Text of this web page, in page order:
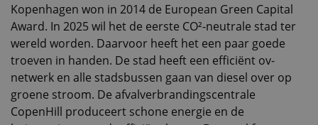
Kopenhagen won in 2014 de European Green Capital
Award. In 2025 wil het de eerste CO²-neutrale stad ter
wereld worden. Daarvoor heeft het een paar goede
troeven in handen. De stad heeft een efficiënt ov-
netwerk en alle stadsbussen gaan van diesel over op
groene stroom. De afvalverbrandingscentrale
CopenHill produceert schone energie en de